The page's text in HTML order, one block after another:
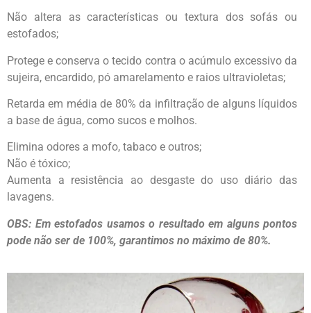
Não altera as características ou textura dos sofás ou
estofados;
Protege e conserva o tecido contra o acúmulo excessivo da
sujeira, encardido, pó amarelamento e raios ultravioletas;
Retarda em média de 80% da infiltração de alguns líquidos
a base de água, como sucos e molhos.
Elimina odores a mofo, tabaco e outros;
Não é tóxico;
Aumenta a resistência ao desgaste do uso diário das
lavagens.
OBS: Em estofados usamos o resultado em alguns pontos
pode não ser de 100%, garantimos no máximo de 80%.